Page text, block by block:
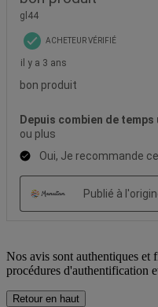
Nos avis sont authentiques et
procédures d'authentification
Retour en haut